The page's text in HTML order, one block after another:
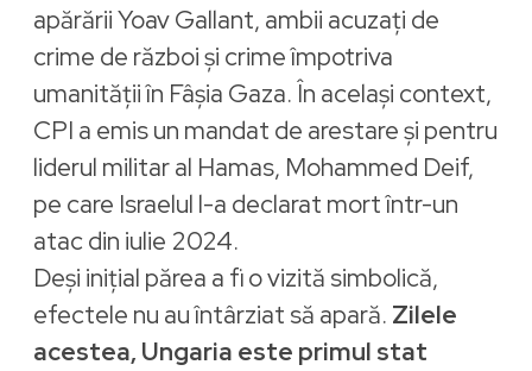
apărării Yoav Gallant, ambii acuzați de
crime de război și crime împotriva
umanității în Fâșia Gaza. În același context,
CPI a emis un mandat de arestare și pentru
liderul militar al Hamas, Mohammed Deif,
pe care Israelul l-a declarat mort într-un
atac din iulie 2024.
Deși inițial părea a fi o vizită simbolică,
efectele nu au întârziat să apară. Zilele
acestea, Ungaria este primul stat